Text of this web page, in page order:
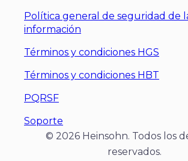
Política general de seguridad de
información
Términos y condiciones HGS
Términos y condiciones HBT
PQRSF
Soporte
© 2026 Heinsohn. Todos los
reservados.